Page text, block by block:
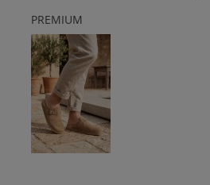
PREMIUM